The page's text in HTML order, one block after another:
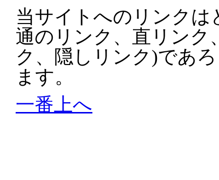
当サイトへのリンクは
通のリンク、直リンク
ク、隠しリンク)であ
ます。
一番上へ